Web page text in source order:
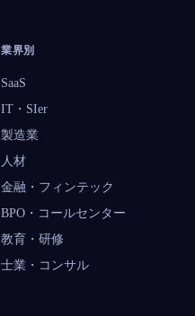
業界別
SaaS
IT・SIer
製造業
人材
金融・フィンテック
BPO・コールセンター
教育・研修
士業・コンサル